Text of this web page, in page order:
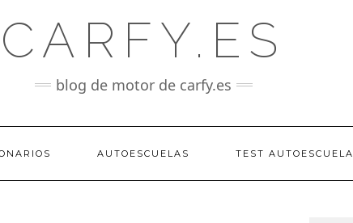
CARFY.ES
blog de motor de carfy.es
AUTOESCUELAS TEST AUTOESCUELA